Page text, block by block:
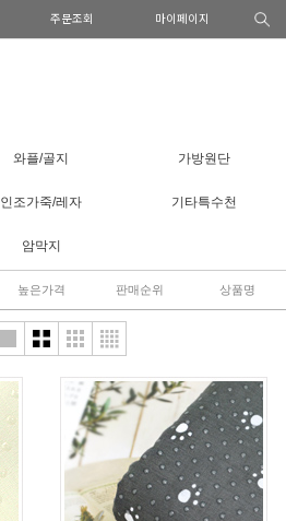
주문조회 마이페이지
와플/골지 가방원단
인조가죽/레자 기타특수천
암막지
높은가격 판매순위 상품명